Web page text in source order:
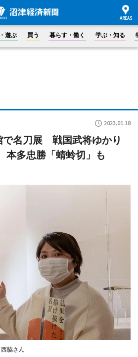
遊ぶ 買う 暮らす・働く 学ぶ・知る
2023.01.18
で名刀展 戦国武将ゆかり
本多忠勝「蜻蛉切」も
脇さん